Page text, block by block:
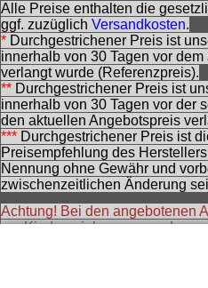
Alle Preise enthalten die
ggf. zuzüglich Versandkosten.
* Durchgestrichener Preis ist
innerhalb von 30 Tagen vor
verlangt wurde (Referenzpreis).
** Durchgestrichener Preis ist
innerhalb von 30 Tagen vor der
den aktuellen Angebotspreis
*** Durchgestrichener Preis ist
Preisempfehlung des
Nennung ohne Gewähr und
zwischenzeitlichen Änderung
Achtung! Bei den angebotenen
um Kinderspielwaren, sondern